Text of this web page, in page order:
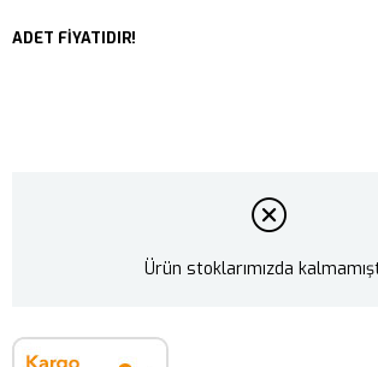
ADET FİYATIDIR!
Ürün stoklarımızda